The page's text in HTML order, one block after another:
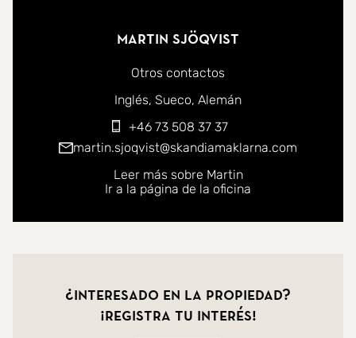
Martin Sjöqvist
Otros contactos
Puede ponerse en contacto conmigo en los siguientes
Inglés Sueco Alemán
+46 73 508 37 37
martin.sjoqvist@skandiamaklarna.com
Leer más sobre Martin
Ir a la página de la oficina
¿Interesado en la propiedad?
¡Registra tu interés!